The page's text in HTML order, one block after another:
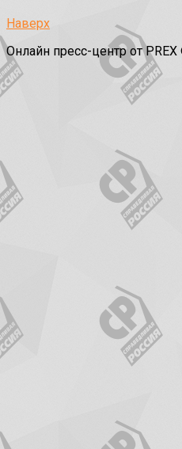
Наверх
Онлайн пресс-центр от